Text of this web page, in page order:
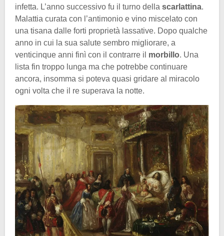
infetta. L’anno successivo fu il turno della scarlattina.
Malattia curata con l’antimonio e vino miscelato con
una tisana dalle forti proprietà lassative. Dopo qualche
anno in cui la sua salute sembro migliorare, a
venticinque anni finì con il contrarre il morbillo. Una
lista fin troppo lunga ma che potrebbe continuare
ancora, insomma si poteva quasi gridare al miracolo
ogni volta che il re superava la notte.